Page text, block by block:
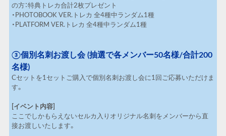
の方：特典トレカ合計2枚プレゼント
・PHOTOBOOK VER.トレカ 全4種中ランダム1種
・PLATFORM VER.トレカ 全4種中ランダム1種
③個別名刺お渡し会 (抽選で各メンバー50名様/合計200
名様)
Cセットを1セットご購入で個別名刺お渡し会に1回ご応募いただけま
す。
[イベント内容]
ここでしかもらえないセルカ入りオリジナル名刺をメンバーから直
接お渡しいたします。